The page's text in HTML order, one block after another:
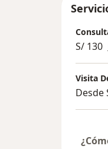
S/ 130
Visita
Desde